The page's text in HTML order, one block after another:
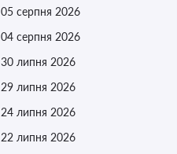
05 серпня 2026
04 серпня 2026
30 липня 2026
29 липня 2026
24 липня 2026
22 липня 2026